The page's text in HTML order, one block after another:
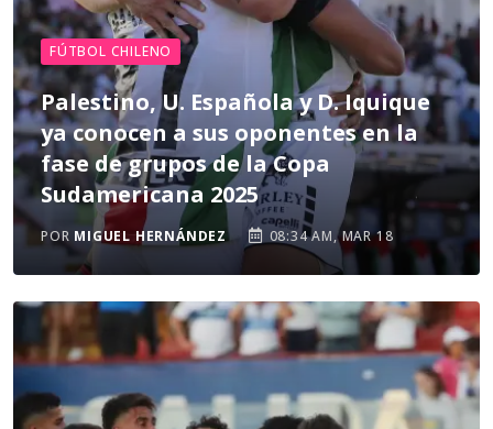
FÚTBOL CHILENO
Palestino, U. Española y D. Iquique
ya conocen a sus oponentes en la
fase de grupos de la Copa
Sudamericana 2025
POR MIGUEL HERNÁNDEZ 08:34 AM, MAR 18